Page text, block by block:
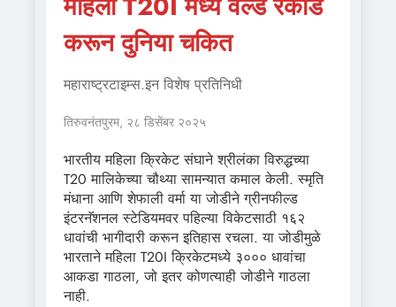
करून दुनिया चकित
महाराष्ट्रटाइम्स.इन विशेष प्रतिनिधी
तिरुवनंतपुरम, २८ डिसेंबर २०२५
भारतीय महिला क्रिकेट संघाने श्रीलंका विरुद्धच्या
T20 मालिकेच्या चौथ्या सामन्यात कमाल केली. स्मृति
मंधाना आणि शेफाली वर्मा या जोडीने ग्रीनफील्ड
इंटरनॅशनल स्टेडियमवर पहिल्या विकेटसाठी १६२
धावांची भागीदारी करून इतिहास रचला. या जोडीमुळे
भारताने महिला T20I क्रिकेटमध्ये ३००० धावांचा
आकडा गाठला, जो इतर कोणत्याही जोडीने गाठला
नाही.